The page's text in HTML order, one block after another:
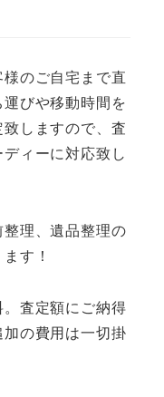
のご自宅まで直
びや移動時間を
しますので、査
ィーに対応致し
理、遺品整理の
す！
査定額にご納得
の費用は一切掛